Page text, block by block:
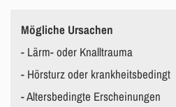
Mögliche Ursachen
- Lärm- oder Knalltrauma
- Hörsturz oder krankheitsbedingt
- Altersbedingte Erscheinungen